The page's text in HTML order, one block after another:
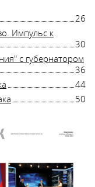
26
Импульс к
30
с губернатором
36
44
50